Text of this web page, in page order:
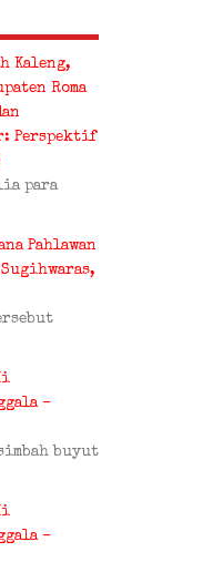
Kaleng,
Roma
Perspektif
para
Pahlawan
Sugihwaras,
–
buyut
–